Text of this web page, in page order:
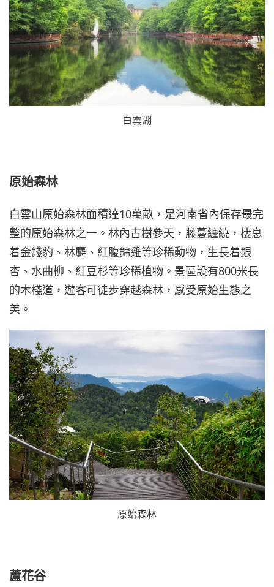
白雲湖
原始森林
白雲山原始森林面積達10萬畝，是河南省內保存最完
整的原始森林之一。林內古樹參天，藤蔓纏繞，棲息
着金錢豹、林麝、紅腹錦雞等珍稀動物，生長着銀
杏、水曲柳、紅豆杉等珍稀植物。景區設有800米長
的木棧道，遊客可徒步穿越森林，感受原始生態之
美。
原始森林
蘆花谷